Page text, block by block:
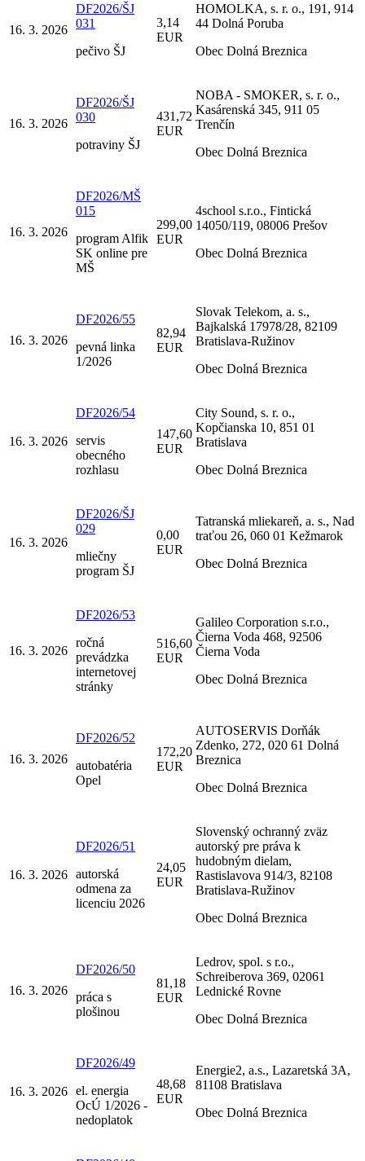
16. 3. 2026
DF2026/ŠJ
031
pečivo ŠJ
3,14
EUR
HOMOLKA, s. r. o., 191, 914
44 Dolná Poruba
Obec Dolná Breznica
16. 3. 2026
DF2026/ŠJ
030
potraviny ŠJ
431,72
EUR
NOBA - SMOKER, s. r. o.,
Kasárenská 345, 911 05
Trenčín
Obec Dolná Breznica
16. 3. 2026
DF2026/MŠ
015
program Alfik
SK online pre
MŠ
299,00
EUR
4school s.r.o., Fintická
14050/119, 08006 Prešov
Obec Dolná Breznica
16. 3. 2026
DF2026/55
pevná linka
1/2026
82,94
EUR
Slovak Telekom, a. s.,
Bajkalská 17978/28, 82109
Bratislava-Ružinov
Obec Dolná Breznica
16. 3. 2026
DF2026/54
servis
obecného
rozhlasu
147,60
EUR
City Sound, s. r. o.,
Kopčianska 10, 851 01
Bratislava
Obec Dolná Breznica
16. 3. 2026
DF2026/ŠJ
029
mliečny
program ŠJ
0,00
EUR
Tatranská mliekareň, a. s., Nad
traťou 26, 060 01 Kežmarok
Obec Dolná Breznica
16. 3. 2026
DF2026/53
ročná
prevádzka
internetovej
stránky
516,60
EUR
Galileo Corporation s.r.o.,
Čierna Voda 468, 92506
Čierna Voda
Obec Dolná Breznica
16. 3. 2026
DF2026/52
autobatéria
Opel
172,20
EUR
AUTOSERVIS Dorňák
Zdenko, 272, 020 61 Dolná
Breznica
Obec Dolná Breznica
16. 3. 2026
DF2026/51
autorská
odmena za
licenciu 2026
24,05
EUR
Slovenský ochranný zväz
autorský pre práva k
hudobným dielam,
Rastislavova 914/3, 82108
Bratislava-Ružinov
Obec Dolná Breznica
16. 3. 2026
DF2026/50
práca s
plošinou
81,18
EUR
Ledrov, spol. s r.o.,
Schreiberova 369, 02061
Lednické Rovne
Obec Dolná Breznica
16. 3. 2026
DF2026/49
el. energia
OcÚ 1/2026 -
nedoplatok
48,68
EUR
Energie2, a.s., Lazaretská 3A,
81108 Bratislava
Obec Dolná Breznica